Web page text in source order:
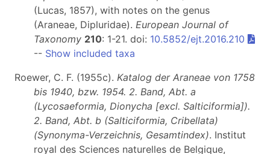
(Lucas, 1857), with notes on the genus
(Araneae, Dipluridae). European Journal of
Taxonomy 210: 1-21. doi: 10.5852/ejt.2016.210
-- Show included taxa
Roewer, C. F. (1955c). Katalog der Araneae von 1758
bis 1940, bzw. 1954. 2. Band, Abt. a
(Lycosaeformia, Dionycha [excl. Salticiformia]).
2. Band, Abt. b (Salticiformia, Cribellata)
(Synonyma-Verzeichnis, Gesamtindex). Institut
royal des Sciences naturelles de Belgique,